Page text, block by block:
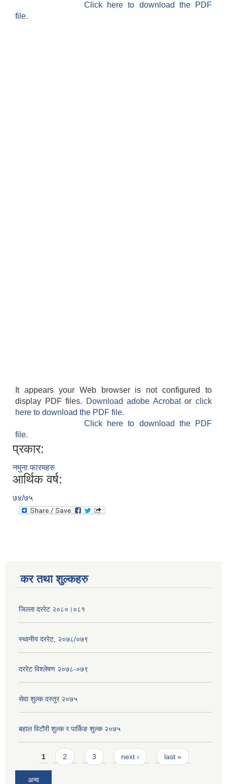
Click here to download the PDF
file.
It appears your Web browser is not configured to
display PDF files.
Download adobe Acrobatorclick
here to download the PDF file.
Click here to download the PDF
file.
प्रकार:
नमुना फारमहरु
आर्थिक वर्ष:
७४/७५
कर तथा शुल्कहरु
जिल्ला दररेट २०८०।०८१
स्थानीय दररेट, २०७८/०७९
दररेट विश्लेषण २०७८-०७९
सेवा शुल्क दस्तुर २०७५
बहाल विटौरी शुल्क र पार्किङ शुल्क २०७५
Pages
1 2 3 next › last »
अन्य